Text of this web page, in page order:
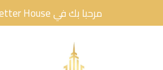
مرحبا بك في Better House